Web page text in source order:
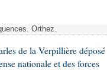
Orthez.
de la Verpillière déposé
nationale et des forces